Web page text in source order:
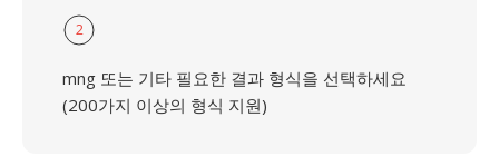
2
mng 또는 기타 필요한 결과 형식을 선택하세요
(200가지 이상의 형식 지원)